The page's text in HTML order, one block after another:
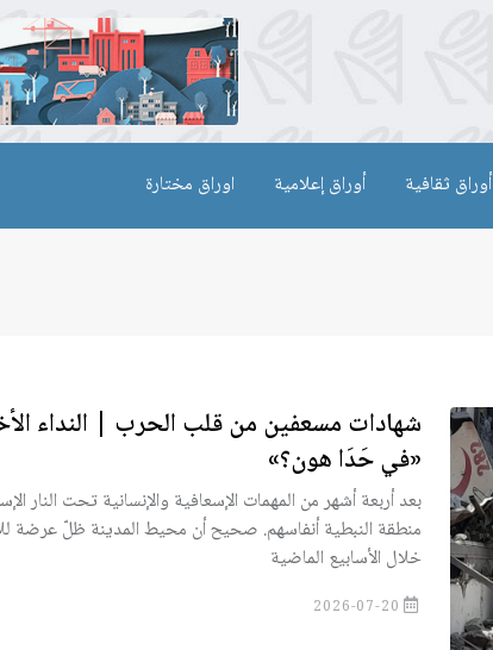
أوراق ثقافية أوراق إعلامية اوراق مختارة
شهادات مسعفين من قلب الحرب | النداء
«في حَدَا هون؟»
بعد أربعة أشهر من المهمات الإسعافية والإنسانية تحت النار
منطقة النبطية أنفاسهم. صحيح أن محيط المدينة ظلّ عرضة
خلال الأسابيع الماضية
2026-07-20